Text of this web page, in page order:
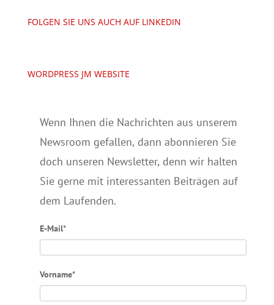
FOLGEN SIE UNS AUCH AUF LINKEDIN
WORDPRESS JM WEBSITE
Wenn Ihnen die Nachrichten aus unserem
Newsroom gefallen, dann abonnieren Sie
doch unseren Newsletter, denn wir halten
Sie gerne mit interessanten Beiträgen auf
dem Laufenden.
E-Mail*
Vorname*